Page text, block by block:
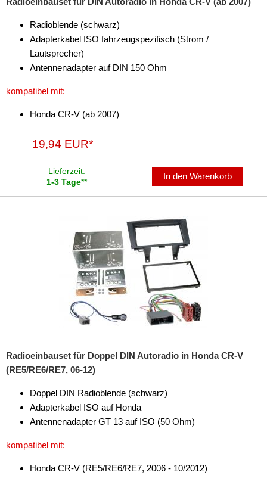
Antennenzubehör
Aux-In-Adapter
Bluetooth
CAN-BUS-Adapter
Cinch-Kabel
DAB+
Entstörmaterial
Fernbedienungen
Freischaltmodule
Freisprechadapter
Handyhalterungen
kabellos Laden
Lautsprecheradapter
Lautsprechereinbauset
Lautsprecherkabel
Radioblende (schwarz)
Adapterkabel ISO fahrzeugspezifisch (Strom /
Lautsprecher)
Antennenadapter auf DIN 150 Ohm
kompatibel mit:
Honda CR-V (ab 2007)
19,94 EUR*
Lieferzeit:
1-3 Tage**
In den Warenkorb
Radioeinbauset für Doppel DIN Autoradio in Honda CR-V
(RE5/RE6/RE7, 06-12)
Doppel DIN Radioblende (schwarz)
Adapterkabel ISO auf Honda
Antennenadapter GT 13 auf ISO (50 Ohm)
kompatibel mit:
Honda CR-V (RE5/RE6/RE7, 2006 - 10/2012)